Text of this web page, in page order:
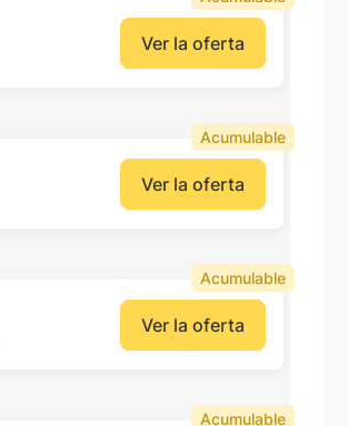
Ver la oferta
Ver la oferta
Acumulable
Ver la oferta
Acumulable
Acumulable